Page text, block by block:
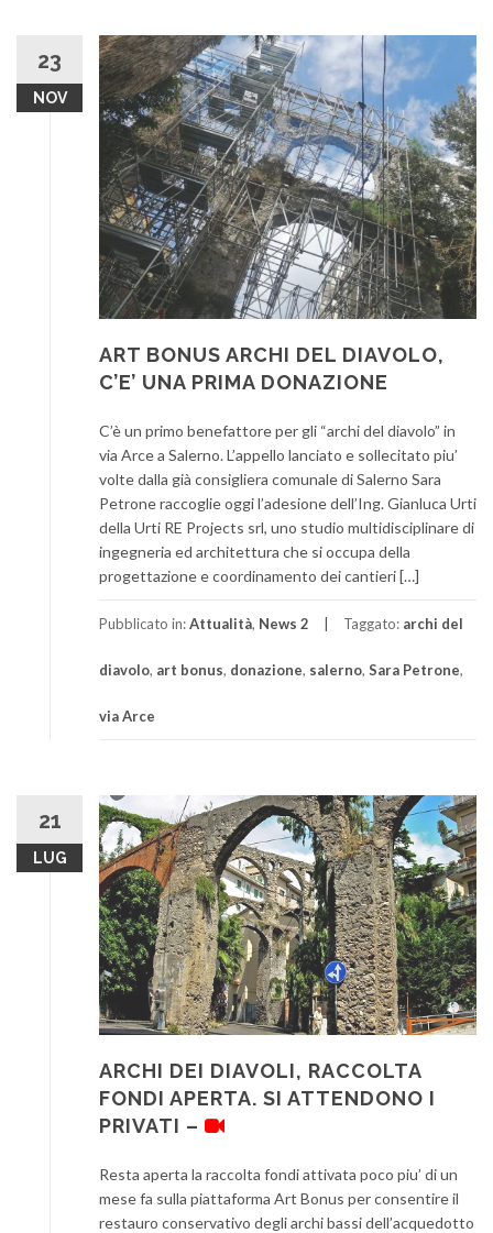
23
NOV
ART BONUS ARCHI DEL DIAVOLO,
C’E’ UNA PRIMA DONAZIONE
C’è un primo benefattore per gli “archi del diavolo” in
via Arce a Salerno. L’appello lanciato e sollecitato piu’
volte dalla già consigliera comunale di Salerno Sara
Petrone raccoglie oggi l’adesione dell’Ing. Gianluca Urti
della Urti RE Projects srl, uno studio multidisciplinare di
ingegneria ed architettura che si occupa della
progettazione e coordinamento dei cantieri […]
Pubblicato in:Attualità, News 2 Taggato: archi del
diavolo, art bonus, donazione, salerno, Sara Petrone,
via Arce
21
LUG
ARCHI DEI DIAVOLI, RACCOLTA
FONDI APERTA. SI ATTENDONO I
PRIVATI –
Resta aperta la raccolta fondi attivata poco piu’ di un
mese fa sulla piattaforma Art Bonus per consentire il
restauro conservativo degli archi bassi dell’acquedotto